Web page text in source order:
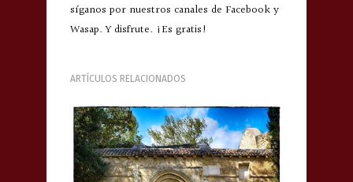
síganos por nuestros canales de Facebook y
Wasap. Y disfrute. ¡Es gratis!
ARTÍCULOS RELACIONADOS